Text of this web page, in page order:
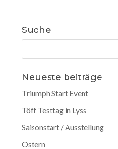
Suche
Neueste beiträge
Triumph Start Event
Töff Testtag in Lyss
Saisonstart / Ausstellung
Ostern